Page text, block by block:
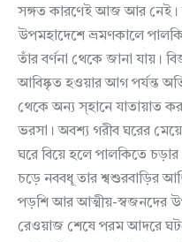
সঙ্গত কারণেই আজ আর নেই।
উপমহাদেশে ভ্রমণকালে
তাঁর বর্ণনা থেকে জানা যায়।
আবিষ্কৃত হওয়ার আগ পর্যন্ত
থেকে অন্য স্হানে যাতায়াত
ভরসা। অবশ্য গরীব ঘরের
ঘরে বিয়ে হলে পালকিতে
চড়ে নববধূ তার শ্বশুরবাড়ির
পড়শি আর আত্মীয়-স্বজনদের
রেওয়াজ শেষে পরম আদরে